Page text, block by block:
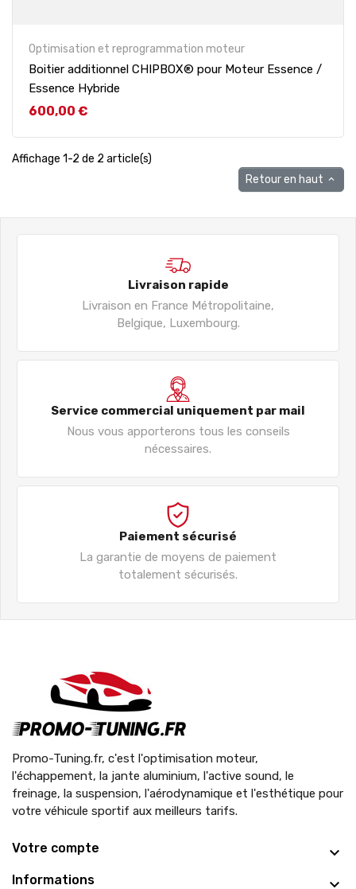
Optimisation et reprogrammation moteur
Boitier additionnel CHIPBOX® pour Moteur Essence /
Essence Hybride
Prix
600,00 €
Affichage 1-2 de 2 article(s)
Retour en haut 
Livraison rapide
Livraison en France Métropolitaine,
Belgique, Luxembourg.
Service commercial uniquement par mail
Nous vous apporterons tous les conseils
nécessaires.
Paiement sécurisé
La garantie de moyens de paiement
totalement sécurisés.
Promo-Tuning.fr, c'est l'optimisation moteur,
l'échappement, la jante aluminium, l'active sound, le
freinage, la suspension, l'aérodynamique et l'esthétique pour
votre véhicule sportif aux meilleurs tarifs.
Votre compte
Informations